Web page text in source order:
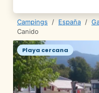
Campings / España /
Canido
Playa cercana